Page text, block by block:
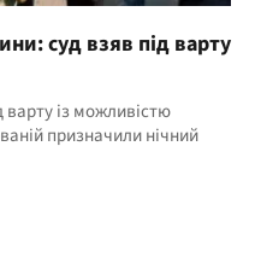
суд взяв під варту
варту із можливістю
призначили нічний